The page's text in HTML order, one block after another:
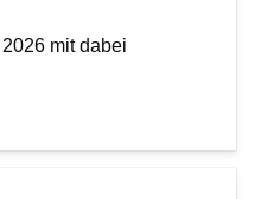
mit dabei